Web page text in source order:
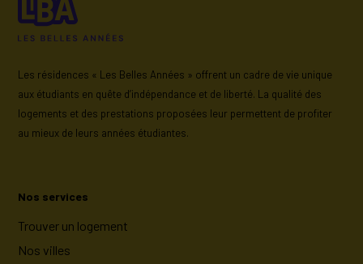
Les résidences « Les Belles Années » offrent un cadre de vie unique
aux étudiants en quête d’indépendance et de liberté. La qualité des
logements et des prestations proposées leur permettent de profiter
au mieux de leurs années étudiantes.
Nos services
Trouver un logement
Nos villes